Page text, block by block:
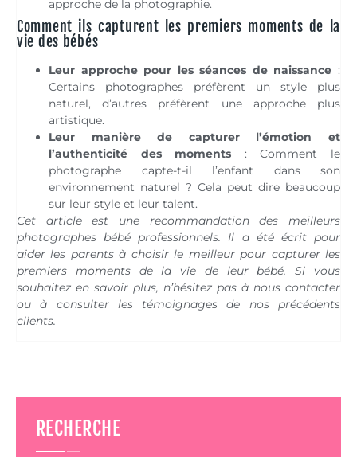
approche de la photographie.
Comment ils capturent les premiers moments de la
vie des bébés
Leur approche pour les séances de naissance :
Certains photographes préfèrent un style plus
naturel, d’autres préfèrent une approche plus
artistique.
Leur manière de capturer l’émotion et
l’authenticité des moments : Comment le
photographe capte-t-il l’enfant dans son
environnement naturel ? Cela peut dire beaucoup
sur leur style et leur talent.
Cet article est une recommandation des meilleurs
photographes bébé professionnels. Il a été écrit pour
aider les parents à choisir le meilleur pour capturer les
premiers moments de la vie de leur bébé. Si vous
souhaitez en savoir plus, n’hésitez pas à nous contacter
ou à consulter les témoignages de nos précédents
clients.
RECHERCHE